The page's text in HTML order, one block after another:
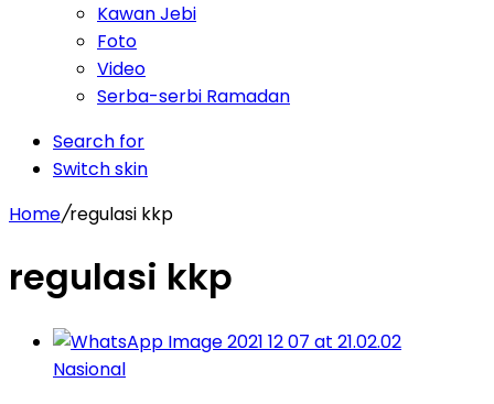
Kawan Jebi
Foto
Video
Serba-serbi Ramadan
Search for
Switch skin
Home/regulasi kkp
regulasi kkp
Nasional